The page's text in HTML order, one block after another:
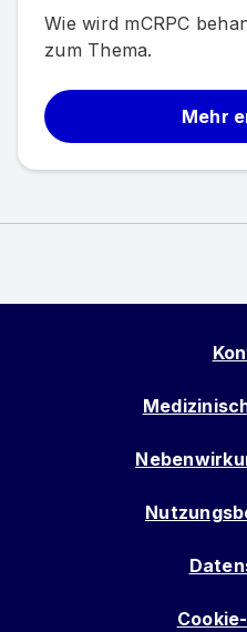
Wie wird mCRPC
zum Thema.
Mehr